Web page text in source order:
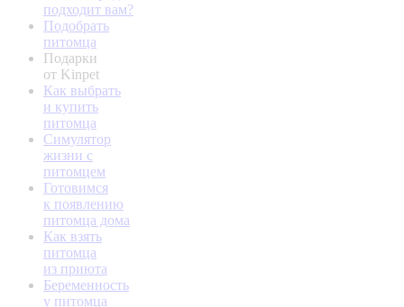
подходит вам?
Подобрать
питомца
Подарки
от Kinpet
Как выбрать
и купить
питомца
Симулятор
жизни с
питомцем
Готовимся
к появлению
питомца дома
Как взять
питомца
из приюта
Беременность
у питомца